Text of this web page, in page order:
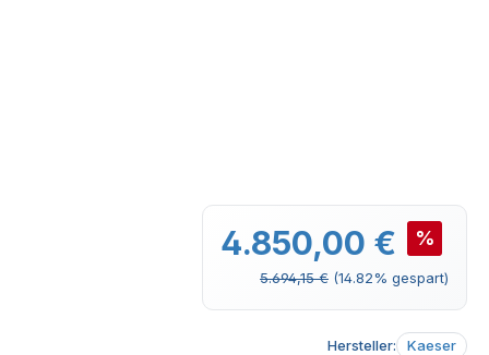
Verkaufspreis:
4.850,00 € %
Regulärer Preis:
5.694,15 € (14.82% gespart)
Hersteller: Kaeser